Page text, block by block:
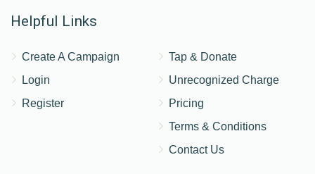
Helpful Links
Create A Campaign
Login
Register
Tap & Donate
Unrecognized Charge
Pricing
Terms & Conditions
Contact Us